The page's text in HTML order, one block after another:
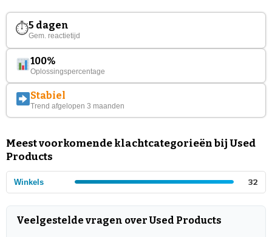
⏱5 dagen
Gem. reactietijd
100%
Oplossingspercentage
Stabiel
Trend afgelopen 3 maanden
Meest voorkomende klachtcategorieën bij Used
Products
Winkels 32
Veelgestelde vragen over Used Products